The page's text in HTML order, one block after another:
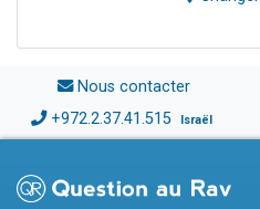
Nous contacter
+972.2.37.41.515 Israël